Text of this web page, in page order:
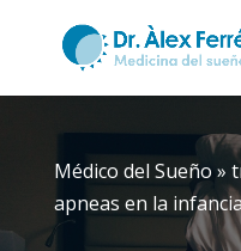
Médico del Sueño »
apneas en la